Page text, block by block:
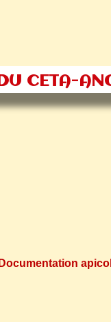
CETA-
Documentation